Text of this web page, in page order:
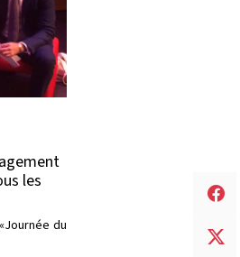
les
du